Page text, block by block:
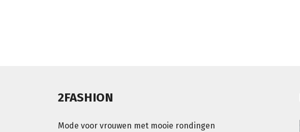
2FASHION
Mode voor vrouwen met mooie rondingen